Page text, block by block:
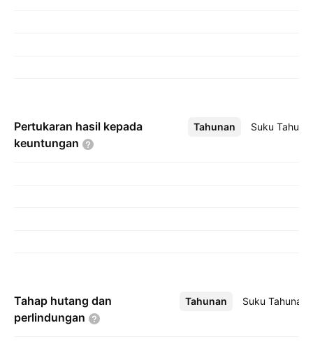
Pertukaran hasil kepada
keuntungan
Tahunan Suku
Lebih
Tahap hutang dan
perlindungan
Tahunan Suku Tahunan
Lebih